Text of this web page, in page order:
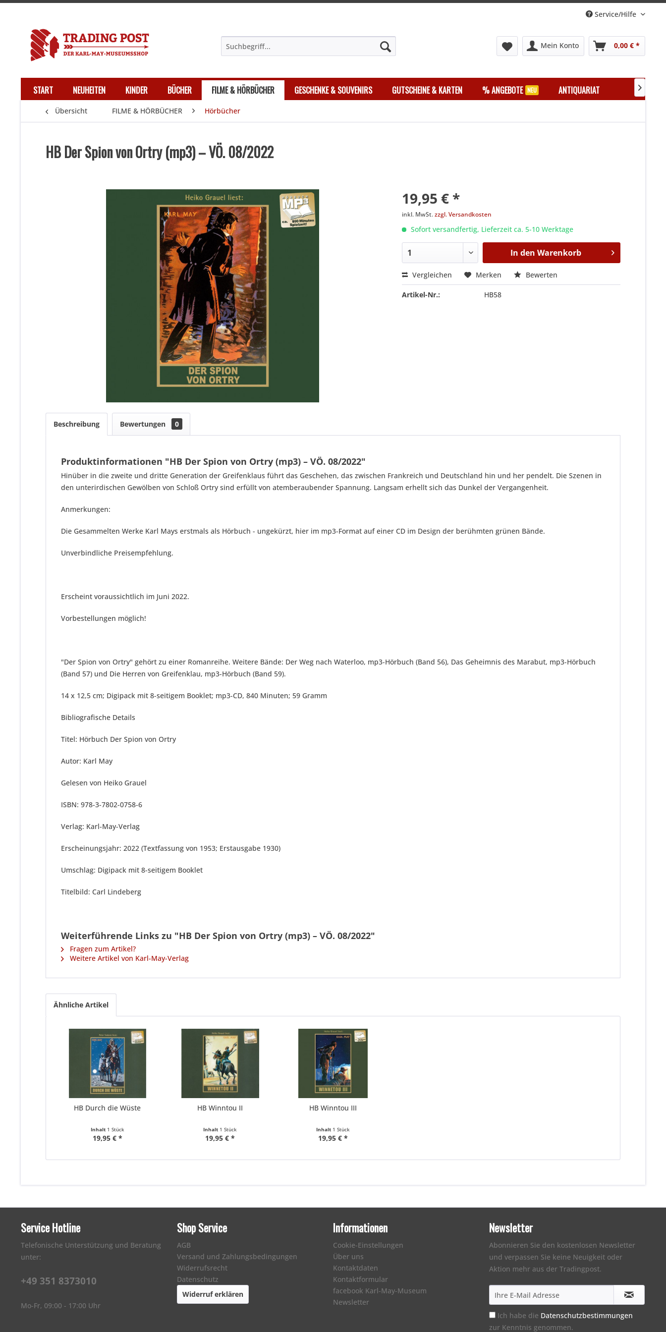
Service/Hilfe
Mein Konto 0,00 € *
START NEUHEITEN KINDER BÜCHER FILME & HÖRBÜCHER GESCHENKE & SOUVENIRS GUTSCHEINE & KARTEN % ANGEBOTE ANTIQUARIAT 
Übersicht FILME & HÖRBÜCHER Hörbücher
HB Der Spion von Ortry (mp3) – VÖ. 08/2022
19,95 € *
inkl. MwSt.zzgl. Versandkosten
Sofort versandfertig, Lieferzeit ca. 5-10 Werktage
In den Warenkorb
Vergleichen Merken Bewerten
Artikel-Nr.: HB58
Beschreibung Bewertungen 0
Produktinformationen "HB Der Spion von Ortry (mp3) – VÖ. 08/2022"
Hinüber in die zweite und dritte Generation der Greifenklaus führt das Geschehen, das zwischen Frankreich und Deutschland hin und her pendelt. Die Szenen in
den unterirdischen Gewölben von Schloß Ortry sind erfüllt von atemberaubender Spannung. Langsam erhellt sich das Dunkel der Vergangenheit.
Anmerkungen:
Die Gesammelten Werke Karl Mays erstmals als Hörbuch - ungekürzt, hier im mp3-Format auf einer CD im Design der berühmten grünen Bände.
Unverbindliche Preisempfehlung.
Erscheint voraussichtlich im Juni 2022.
Vorbestellungen möglich!
"Der Spion von Ortry" gehört zu einer Romanreihe. Weitere Bände: Der Weg nach Waterloo, mp3-Hörbuch (Band 56), Das Geheimnis des Marabut, mp3-Hörbuch
(Band 57) und Die Herren von Greifenklau, mp3-Hörbuch (Band 59).
14 x 12,5 cm; Digipack mit 8-seitigem Booklet; mp3-CD, 840 Minuten; 59 Gramm
Bibliografische Details
Titel: Hörbuch Der Spion von Ortry
Autor: Karl May
Gelesen von Heiko Grauel
ISBN: 978-3-7802-0758-6
Verlag: Karl-May-Verlag
Erscheinungsjahr: 2022 (Textfassung von 1953; Erstausgabe 1930)
Umschlag: Digipack mit 8-seitigem Booklet
Titelbild: Carl Lindeberg
Weiterführende Links zu "HB Der Spion von Ortry (mp3) – VÖ. 08/2022"
Fragen zum Artikel?
Weitere Artikel von Karl-May-Verlag
Ähnliche Artikel
HB Durch die Wüste
Inhalt 1 Stück
19,95 € *
HB Winntou II
Inhalt 1 Stück
19,95 € *
HB Winntou III
Inhalt 1 Stück
19,95 € *
Service Hotline
Telefonische Unterstützung und Beratung
unter:
+49 351 8373010
Mo-Fr, 09:00 - 17:00 Uhr
Shop Service
AGB
Versand und Zahlungsbedingungen
Widerrufsrecht
Datenschutz
Widerruf erklären
Informationen
Cookie-Einstellungen
Über uns
Kontaktdaten
Kontaktformular
facebook Karl-May-Museum
Newsletter
Newsletter
Abonnieren Sie den kostenlosen Newsletter
und verpassen Sie keine Neuigkeit oder
Aktion mehr aus der Tradingpost.
Ich habe die Datenschutzbestimmungen
zur Kenntnis genommen.